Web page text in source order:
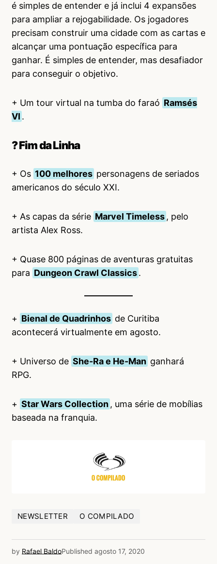
é simples de entender e já inclui 4 expansões
para ampliar a rejogabilidade. Os jogadores
precisam construir uma cidade com as cartas e
alcançar uma pontuação específica para
ganhar. É simples de entender, mas desafiador
para conseguir o objetivo.
+ Um tour virtual na tumba do faraó Ramsés
VI .
? Fim da Linha
+ Os 100 melhores personagens de seriados
americanos do século XXI.
+ As capas da série Marvel Timeless, pelo
artista Alex Ross.
+ Quase 800 páginas de aventuras gratuitas
para Dungeon Crawl Classics.
+ Bienal de Quadrinhos de Curitiba
acontecerá virtualmente em agosto.
+ Universo de She-Ra e He-Man ganhará
RPG.
+ Star Wars Collection, uma série de mobílias
baseada na franquia.
NEWSLETTER O COMPILADO
by Rafael BaldoPublished agosto 17, 2020